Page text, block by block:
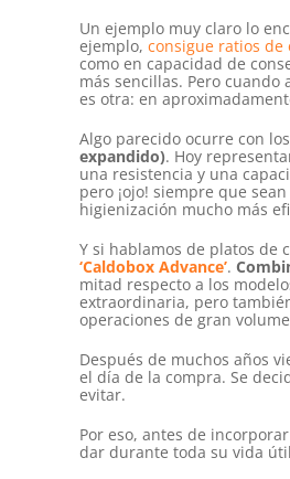
Un ejemplo muy claro lo
ejemplo, consigue ratios de
como en capacidad de
más sencillas. Pero
es otra: en
Algo parecido ocurre con los
expandido). Hoy
una resistencia y una
pero ¡ojo! siempre que
higienización mucho más
Y si hablamos de platos de
‘Caldobox Advance’.
mitad respecto a los
extraordinaria, pero
operaciones de gran
Después de muchos años
el día de la compra. Se
evitar.
Por eso, antes de
dar durante toda su vida